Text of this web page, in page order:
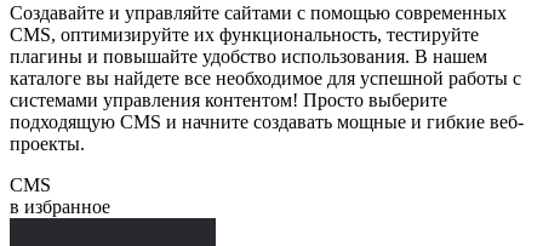
Создавайте и управляйте сайтами с помощью современных
CMS, оптимизируйте их функциональность, тестируйте
плагины и повышайте удобство использования. В нашем
каталоге вы найдете все необходимое для успешной работы с
системами управления контентом! Просто выберите
подходящую CMS и начните создавать мощные и гибкие веб-
проекты.
CMS
в избранное